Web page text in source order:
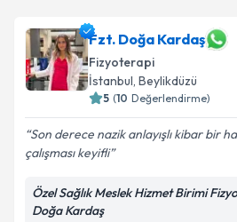
Fzt. Doğa Kardaş
Fizyoterapi
İstanbul, Beylikdüzü
5 (10 Değerlendirme)
Son derece nazik anlayışlı kibar bir
çalışması keyifli
Özel Sağlık Meslek Hizmet Birimi
Doğa Kardaş